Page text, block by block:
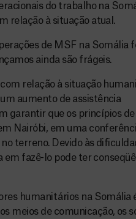
do trabalho na
relação à situação atual.
de MSF na Somália
ainda são frágeis.
relação à situação
aumento de assistência
garantir que os princípios de
Nairóbi, em uma
terreno. Devido às
fazê-lo pode ter
humanitários na Somália
meios de comunicação, os